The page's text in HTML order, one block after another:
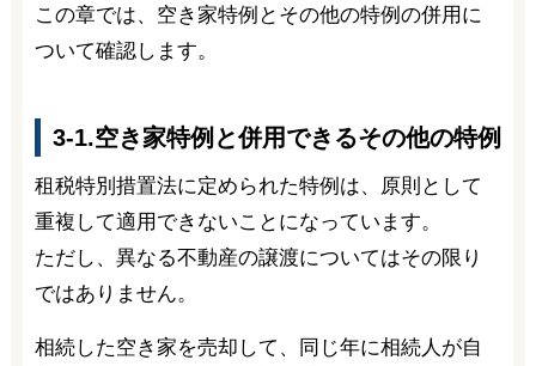
この章では、空き家特例とその他の特例の併用に
ついて確認します。
3-1.空き家特例と併用できるその他の特例
租税特別措置法に定められた特例は、原則として
重複して適用できないことになっています。
ただし、異なる不動産の譲渡についてはその限り
ではありません。
相続した空き家を売却して、同じ年に相続人が自